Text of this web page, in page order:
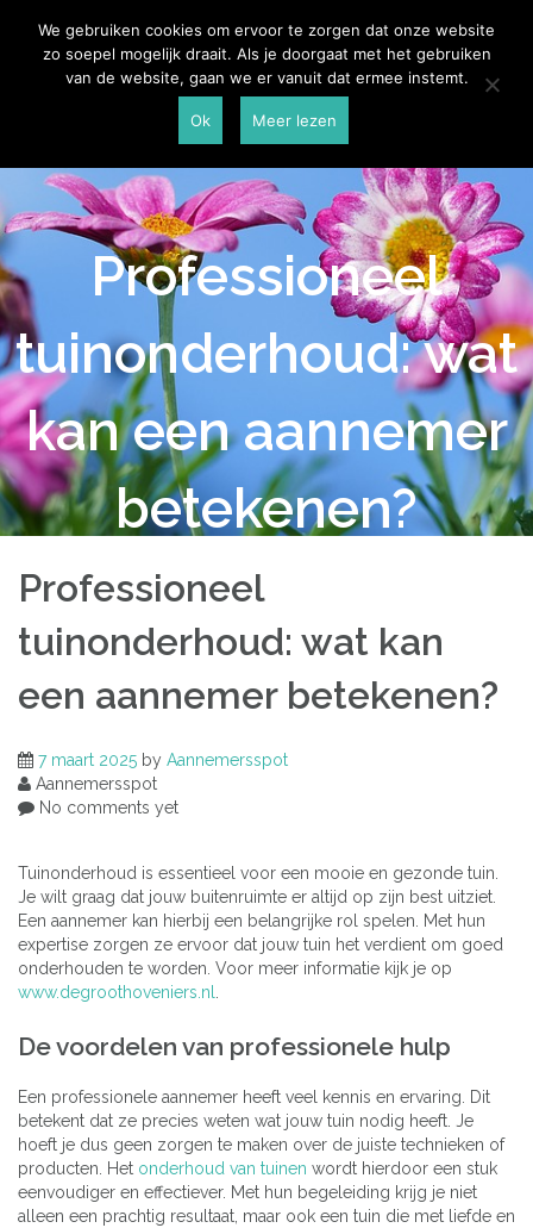
content
Aannemersspot
Professioneel
tuinonderhoud: wat
kan een aannemer
betekenen?
Professioneel
tuinonderhoud: wat kan
een aannemer betekenen?
7 maart 2025 by Aannemersspot
Aannemersspot
No comments yet
Tuinonderhoud is essentieel voor een mooie en gezonde tuin.
Je wilt graag dat jouw buitenruimte er altijd op zijn best uitziet.
Een aannemer kan hierbij een belangrijke rol spelen. Met hun
expertise zorgen ze ervoor dat jouw tuin het verdient om goed
onderhouden te worden. Voor meer informatie kijk je op
www.degroothoveniers.nl
De voordelen van professionele hulp
Een professionele aannemer heeft veel kennis en ervaring. Dit
betekent dat ze precies weten wat jouw tuin nodig heeft. Je
hoeft je dus geen zorgen te maken over de juiste technieken of
producten. Het onderhoud van tuinen wordt hierdoor een stuk
eenvoudiger en effectiever. Met hun begeleiding krijg je niet
alleen een prachtig resultaat, maar ook een tuin die met liefde en
We gebruiken cookies om ervoor te zorgen dat onze website
zo soepel mogelijk draait. Als je doorgaat met het gebruiken
van de website, gaan we er vanuit dat ermee instemt.
Ok Meer lezen